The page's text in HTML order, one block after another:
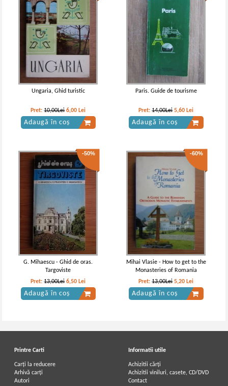
Ungaria, Ghid turistic
Pret:10,00Lei 6,00 Lei
Adaugă în coș
Paris. Guide de tourisme
Pret:14,00Lei 5,60 Lei
Adaugă în coș
-50%
G. Mihaescu - Ghid de oras.
Targoviste
Pret:13,00Lei 6,50 Lei
Adaugă în coș
-60%
Mihai Vlasie - How to get to the
Monasteries of Romania
Pret:13,00Lei 5,20 Lei
Adaugă în coș
Printre Carti
Carți la reducere
Arhivă carți
Autori
Informatii utile
Achizitii cărți
Achizitii viniluri, casete, CD/DVD
Contact